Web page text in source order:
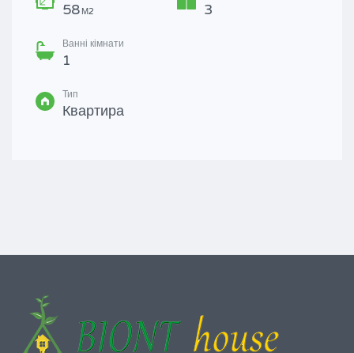
58 М2 3
Ванні кімнати
1
Тип
Квартира